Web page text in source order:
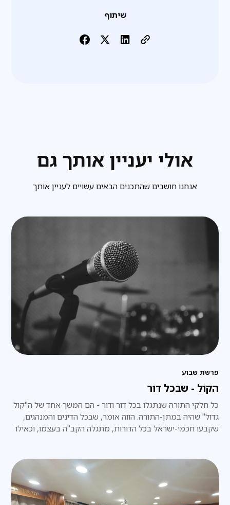
שיתוף
אולי יעניין אותך גם
אנחנו חושבים שהתכנים הבאים עשויים לעניין אותך
פרשת שבוע
הקוֹל - שבכל דוֹר
כל חלקי התורה שנתגלו בכל דור ודור - הם המשך אחד של ה"קול
גדול" שהיה במתן-התורה. הווה אומר, שבכל הדינים והמנהגים,
שקבעו חכמי-ישראל בכל הדורות, מתגלה הקב"ה בעצמו, וכאילו